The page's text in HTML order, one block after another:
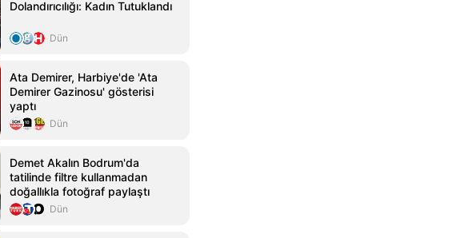
Dolandırıcılığı: Kadın Tutuklandı
Dün
Ata Demirer, Harbiye'de 'Ata
Demirer Gazinosu' gösterisi
yaptı
Dün
Demet Akalın Bodrum'da
tatilinde filtre kullanmadan
doğallıkla fotoğraf paylaştı
Dün